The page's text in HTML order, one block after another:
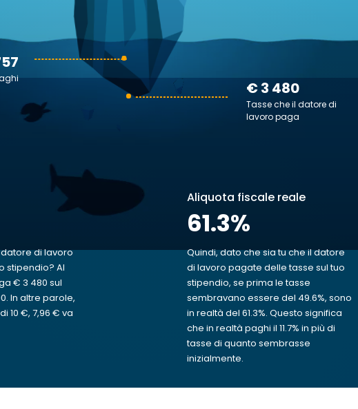
€ 3 480
Tasse che il datore di
lavoro paga
di lavoro
stipendio? Al
€ 3 480 sul
In altre parole,
10 €, 7,96 € va
Aliquota fiscale reale
61.3%
Quindi, dato che sia tu che il datore
di lavoro pagate delle tasse sul tuo
stipendio, se prima le tasse
sembravano essere del 49.6%, sono
in realtà del 61.3%. Questo significa
che in realtà paghi il 11.7% in più di
tasse di quanto sembrasse
inizialmente.